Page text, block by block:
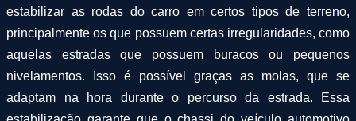
estabilizar as rodas do carro em certos tipos de terreno,
principalmente os que possuem certas irregularidades, como
aquelas estradas que possuem buracos ou pequenos
nivelamentos. Isso é possível graças as molas, que se
adaptam na hora durante o percurso da estrada. Essa